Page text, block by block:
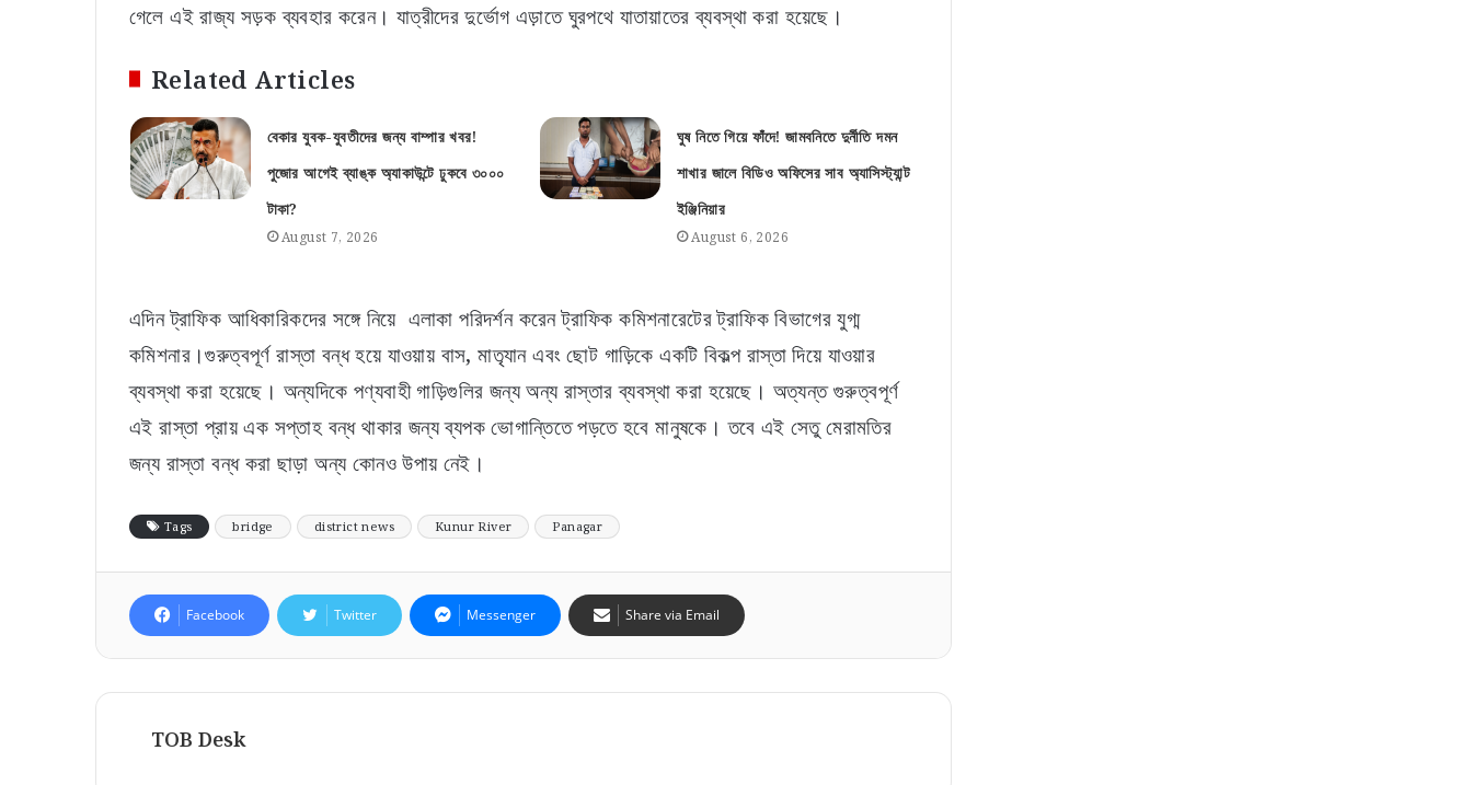
গেলে এই রাজ্য সড়ক ব্যবহার করেন। যাত্রীদের দুর্ভোগ এড়াতে ঘুরপথে যাতায়াতের ব্যবস্থা করা হয়েছে।
Related Articles
বেকার যুবক-যুবতীদের জন্য বাম্পার খবর!
পুজোর আগেই ব্যাঙ্ক অ্যাকাউন্টে ঢুকবে ৩০০০
টাকা?
August 7, 2026
ঘুষ নিতে গিয়ে ফাঁদে! জামবনিতে দুর্নীতি দমন
শাখার জালে বিডিও অফিসের সাব অ্যাসিস্ট্যান্ট
ইঞ্জিনিয়ার
August 6, 2026
এদিন ট্রাফিক আধিকারিকদের সঙ্গে নিয়ে এলাকা পরিদর্শন করেন ট্রাফিক কমিশনারেটের ট্রাফিক বিভাগের যুগ্ম
কমিশনার।গুরুত্বপূর্ণ রাস্তা বন্ধ হয়ে যাওয়ায় বাস, মাতৃযান এবং ছোট গাড়িকে একটি বিকল্প রাস্তা দিয়ে যাওয়ার
ব্যবস্থা করা হয়েছে। অন্যদিকে পণ্যবাহী গাড়িগুলির জন্য অন্য রাস্তার ব্যবস্থা করা হয়েছে। অত্যন্ত গুরুত্বপূর্ণ
এই রাস্তা প্রায় এক সপ্তাহ বন্ধ থাকার জন্য ব্যপক ভোগান্তিতে পড়তে হবে মানুষকে। তবে এই সেতু মেরামতির
জন্য রাস্তা বন্ধ করা ছাড়া অন্য কোনও উপায় নেই।
Tags bridge district news Kunur River Panagar
Facebook Twitter Messenger Share via Email
TOB Desk